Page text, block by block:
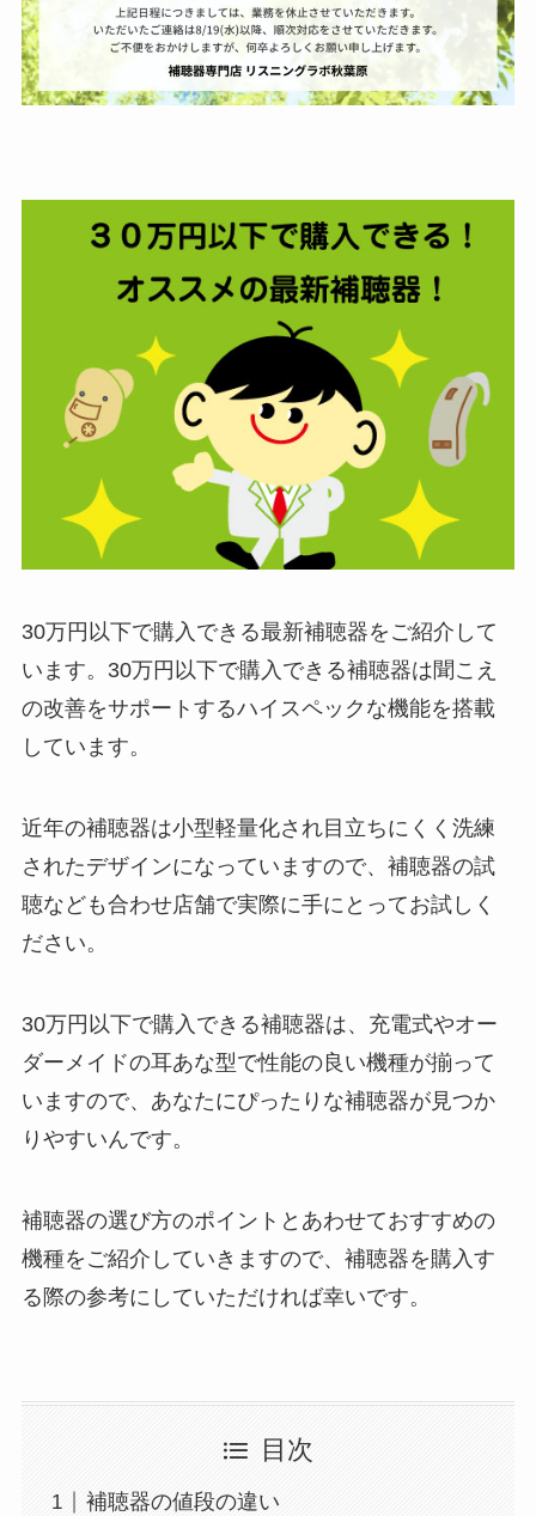
30万円以下で購入できる最新補聴器をご紹介して
います。30万円以下で購入できる補聴器は聞こえ
の改善をサポートするハイスペックな機能を搭載
しています。
近年の補聴器は小型軽量化され目立ちにくく洗練
されたデザインになっていますので、補聴器の試
聴なども合わせ店舗で実際に手にとってお試しく
ださい。
30万円以下で購入できる補聴器は、充電式やオー
ダーメイドの耳あな型で性能の良い機種が揃って
いますので、あなたにぴったりな補聴器が見つか
りやすいんです。
補聴器の選び方のポイントとあわせておすすめの
機種をご紹介していきますので、補聴器を購入す
る際の参考にしていただければ幸いです。
目次
補聴器の値段の違い